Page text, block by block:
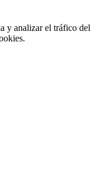
y analizar el tráfico del